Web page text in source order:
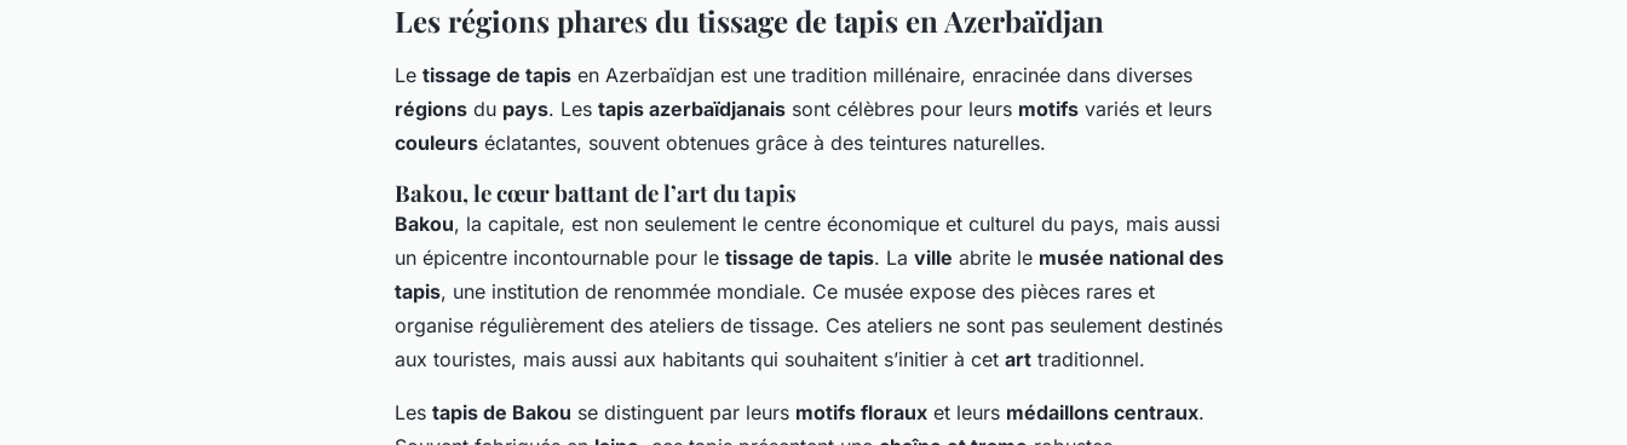
Les régions phares du tissage de tapis en Azerbaïdjan
Le tissage de tapis en Azerbaïdjan est une tradition millénaire, enracinée dans diverses
régions du pays. Les tapis azerbaïdjanais sont célèbres pour leurs motifs variés et leurs
couleurs éclatantes, souvent obtenues grâce à des teintures naturelles.
Bakou, le cœur battant de l’art du tapis
Bakou, la capitale, est non seulement le centre économique et culturel du pays, mais aussi
un épicentre incontournable pour le tissage de tapis. La ville abrite le musée national des
tapis, une institution de renommée mondiale. Ce musée expose des pièces rares et
organise régulièrement des ateliers de tissage. Ces ateliers ne sont pas seulement destinés
aux touristes, mais aussi aux habitants qui souhaitent s’initier à cet art traditionnel.
Les tapis de Bakou se distinguent par leurs motifs floraux et leurs médaillons centraux.